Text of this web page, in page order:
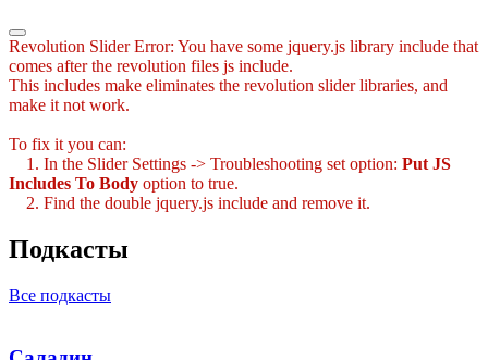
Revolution Slider Error: You have some jquery.js library include that
comes after the revolution files js include.
This includes make eliminates the revolution slider libraries, and
make it not work.
To fix it you can:
1. In the Slider Settings -> Troubleshooting set option: Put JS
Includes To Body option to true.
2. Find the double jquery.js include and remove it.
Подкасты
Все подкасты